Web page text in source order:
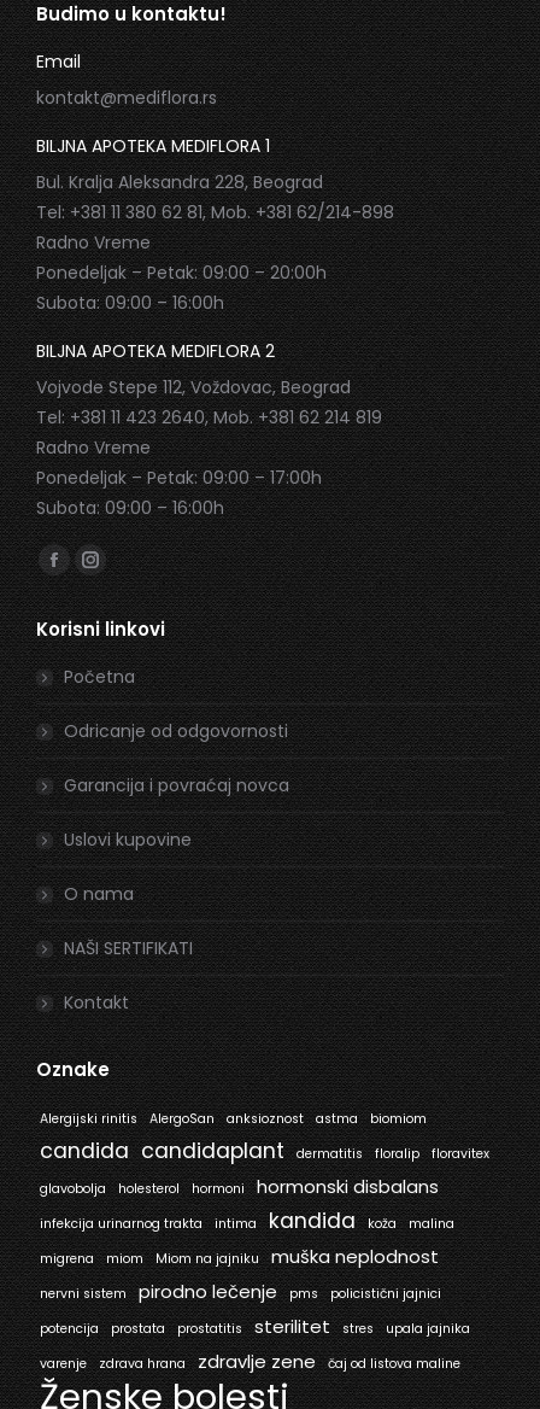
Budimo u kontaktu!
Email
kontakt@mediflora.rs
BILJNA APOTEKA MEDIFLORA 1
Bul. Kralja Aleksandra 228, Beograd
Tel: +381 11 380 62 81, Mob. +381 62/214-898
Radno Vreme
Ponedeljak – Petak: 09:00 – 20:00h
Subota: 09:00 – 16:00h
BILJNA APOTEKA MEDIFLORA 2
Vojvode Stepe 112, Voždovac, Beograd
Tel: +381 11 423 2640, Mob. +381 62 214 819
Radno Vreme
Ponedeljak – Petak: 09:00 – 17:00h
Subota: 09:00 – 16:00h
Find us on:
Facebook
page
opens
in
new
window
Instagram
page
opens
in
new
window
Korisni linkovi
Početna
Odricanje od odgovornosti
Garancija i povraćaj novca
Uslovi kupovine
O nama
NAŠI SERTIFIKATI
Kontakt
Oznake
Alergijski rinitis AlergoSan anksioznost astma biomiom
candida candidaplant dermatitis floralip
floravitex
glavobolja
holesterol hormoni hormonski disbalans
infekcija urinarnog trakta intima kandida koža
malina
migrena
miom Miom na jajniku muška neplodnost
nervni sistem pirodno lečenje pms
policistični jajnici
potencija
prostata prostatitis sterilitet stres
upala jajnika
varenje
zdrava hrana zdravlje zene čaj od listova maline
Ženske bolesti